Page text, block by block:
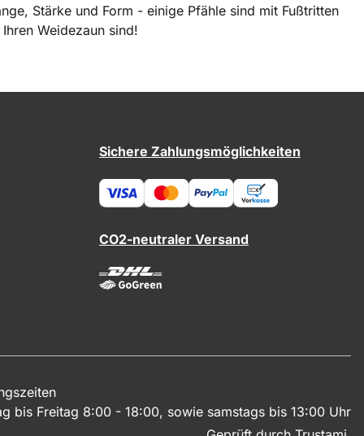
Stärke und Form - einige Pfähle sind mit Fußtritten
Weidezaun sind!
Sichere Zahlungsmöglichkeiten
CO2-neutraler Versand
bis Freitag 8:00 - 18:00, sowie samstags bis 13:00 Uhr